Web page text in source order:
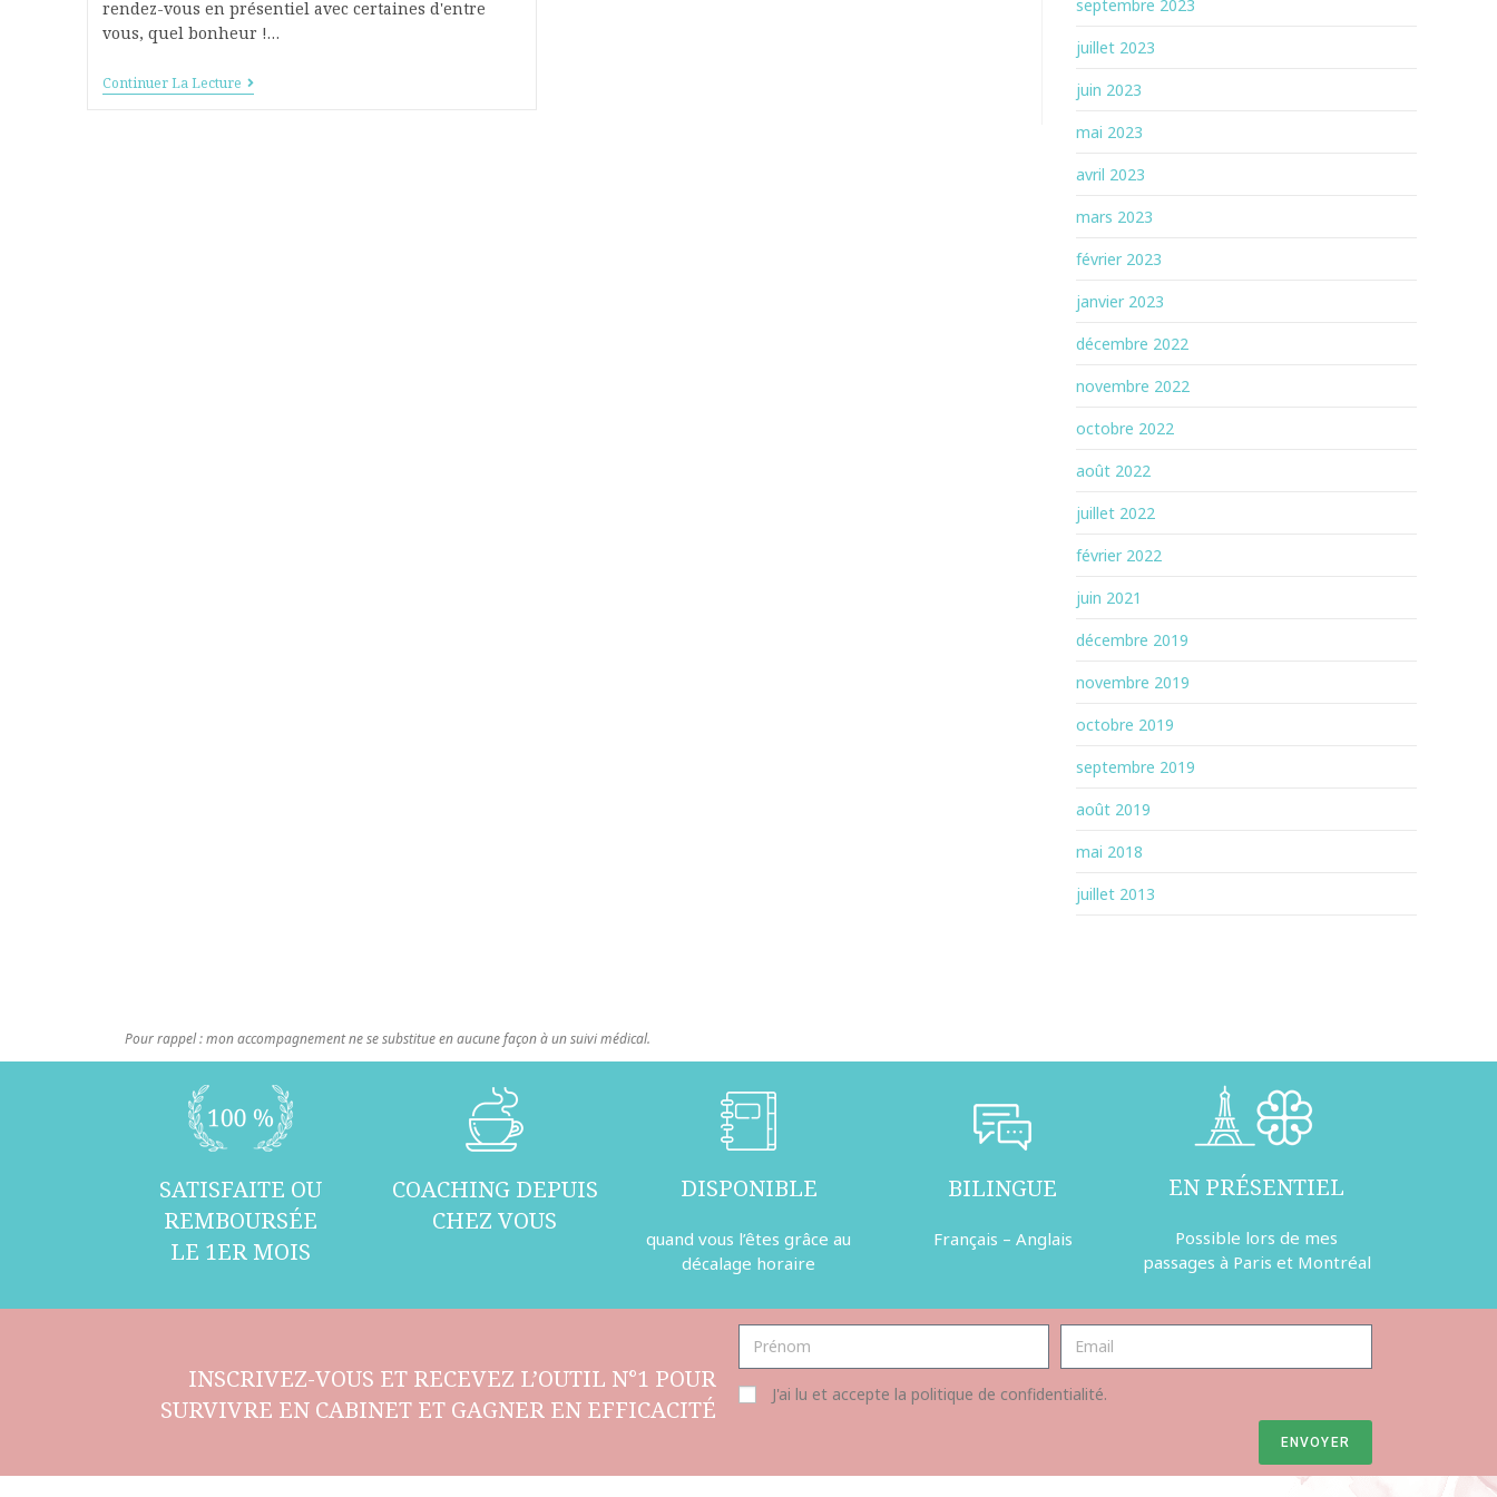
rendez-vous en présentiel avec certaines d'entre
vous, quel bonheur !…
Continuer La Lecture
septembre 2023
juillet 2023
juin 2023
mai 2023
avril 2023
mars 2023
février 2023
janvier 2023
décembre 2022
novembre 2022
octobre 2022
août 2022
juillet 2022
février 2022
juin 2021
décembre 2019
novembre 2019
octobre 2019
septembre 2019
août 2019
mai 2018
juillet 2013
Pour rappel : mon accompagnement ne se substitue en aucune façon à un suivi médical.
SATISFAITE OU
REMBOURSÉE
LE 1ER MOIS
COACHING DEPUIS
CHEZ VOUS
DISPONIBLE
quand vous l’êtes grâce au
décalage horaire
BILINGUE
Français – Anglais
EN PRÉSENTIEL
Possible lors de mes
passages à Paris et Montréal
INSCRIVEZ-VOUS ET RECEVEZ L’OUTIL N°1 POUR
SURVIVRE EN CABINET ET GAGNER EN EFFICACITÉ
J'ai lu et accepte la politique de confidentialité.
ENVOYER